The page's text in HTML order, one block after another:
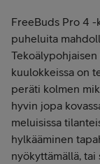
FreeBuds Pro 4
puheluita
kuulokkeissa on
peräti kolmen
hyvin jopa
meluisissa
hylkääminen
nyökyttämällä, tai